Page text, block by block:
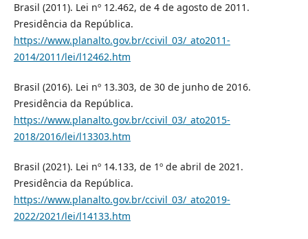
Brasil (2011). Lei nº 12.462, de 4 de agosto de 2011.
Presidência da República.
https://www.planalto.gov.br/ccivil_03/_ato2011-
2014/2011/lei/l12462.htm
Brasil (2016). Lei nº 13.303, de 30 de junho de 2016.
Presidência da República.
https://www.planalto.gov.br/ccivil_03/_ato2015-
2018/2016/lei/l13303.htm
Brasil (2021). Lei nº 14.133, de 1º de abril de 2021.
Presidência da República.
https://www.planalto.gov.br/ccivil_03/_ato2019-
2022/2021/lei/l14133.htm